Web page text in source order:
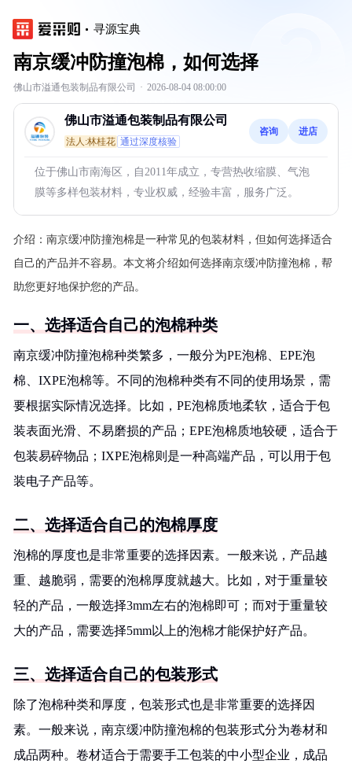
寻源宝典
南京缓冲防撞泡棉，如何选择
佛山市溢通包装制品有限公司 · 2026-08-04 08:00:00
佛山市溢通包装制品有限公司
法人:林桂花 通过深度核验
咨询 进店
位于佛山市南海区，自2011年成立，专营热收缩膜、气泡
膜等多样包装材料，专业权威，经验丰富，服务广泛。
介绍： 南京缓冲防撞泡棉是一种常见的包装材料，但如何选择适合
自己的产品并不容易。本文将介绍如何选择南京缓冲防撞泡棉，帮
助您更好地保护您的产品。
一、选择适合自己的泡棉种类
南京缓冲防撞泡棉种类繁多，一般分为PE泡棉、EPE泡
棉、IXPE泡棉等。不同的泡棉种类有不同的使用场景，需
要根据实际情况选择。比如，PE泡棉质地柔软，适合于包
装表面光滑、不易磨损的产品；EPE泡棉质地较硬，适合于
包装易碎物品；IXPE泡棉则是一种高端产品，可以用于包
装电子产品等。
二、选择适合自己的泡棉厚度
泡棉的厚度也是非常重要的选择因素。一般来说，产品越
重、越脆弱，需要的泡棉厚度就越大。比如，对于重量较
轻的产品，一般选择3mm左右的泡棉即可；而对于重量较
大的产品，需要选择5mm以上的泡棉才能保护好产品。
三、选择适合自己的包装形式
除了泡棉种类和厚度，包装形式也是非常重要的选择因
素。一般来说，南京缓冲防撞泡棉的包装形式分为卷材和
成品两种。卷材适合于需要手工包装的中小型企业，成品